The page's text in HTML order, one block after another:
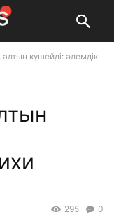
күшейді: әлемдік
0
295